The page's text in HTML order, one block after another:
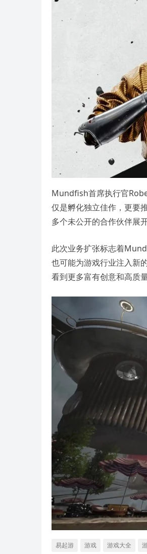
Mundfish首席执行官
仅是孵化独立佳作，更要
多个未公开的合作伙伴展开
此次业务扩张标志着
也可能为游戏行业注入新
看到更多富有创意和高质
易起游 游戏 游戏大全